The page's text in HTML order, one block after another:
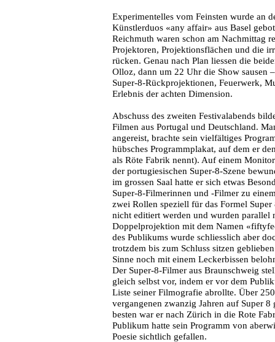
Experimentelles vom Feinsten wurde an
Künstlerduos «any affair» aus Basel
Reichmuth waren schon am Nachmittag
Projektoren, Projektionsflächen und die
rücken. Genau nach Plan liessen die
Olloz, dann um 22 Uhr die Show sausen
Super-8-Rückprojektionen, Feuerwerk,
Erlebnis der achten Dimension.
Abschuss des zweiten Festivalabends
Filmen aus Portugal und Deutschland.
angereist, brachte sein vielfältiges
hübsches Programmplakat, auf dem er
als Röte Fabrik nennt). Auf einem
der portugiesischen Super-8-Szene
im grossen Saal hatte er sich etwas
Super-8-Filmerinnen und -Filmer zu
zwei Rollen speziell für das Formel
nicht editiert werden und wurden parallel
Doppelprojektion mit dem Namen
des Publikums wurde schliesslich aber
trotzdem bis zum Schluss sitzen
Sinne noch mit einem Leckerbissen
Der Super-8-Filmer aus Braunschweig
gleich selbst vor, indem er vor dem
Liste seiner Filmografie abrollte. Über
vergangenen zwanzig Jahren auf Super
besten war er nach Zürich in die Rote
Publikum hatte sein Programm von
Poesie sichtlich gefallen.